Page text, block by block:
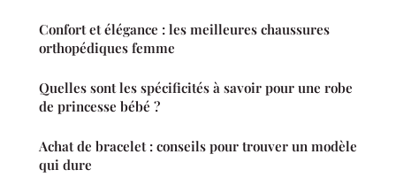
Confort et élégance : les meilleures chaussures
orthopédiques femme
Quelles sont les spécificités à savoir pour une robe
de princesse bébé ?
Achat de bracelet : conseils pour trouver un modèle
qui dure